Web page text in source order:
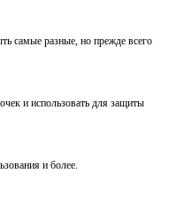
самые разные, но прежде всего
и использовать для защиты
и более.